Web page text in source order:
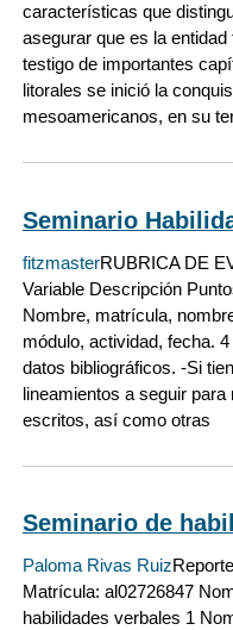
características que
asegurar que es la
testigo de importantes
litorales se inició la
mesoamericanos, en su
Seminario
fitzmasterRUBRICA DE
Variable Descripción
Nombre, matrícula,
módulo, actividad, fecha.
datos bibliográficos. -Si
lineamientos a seguir
escritos, así como otras
Seminario de
Paloma Rivas Ruiz
Matrícula: al02726847
habilidades verbales 1